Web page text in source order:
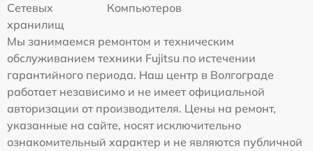
Сетевых
хранилищ
Компьютеров
Мы занимаемся ремонтом и техническим
обслуживанием техники Fujitsu по истечении
гарантийного периода. Наш центр в Волгограде
работает независимо и не имеет официальной
авторизации от производителя. Цены на ремонт,
указанные на сайте, носят исключительно
ознакомительный характер и не являются публичной